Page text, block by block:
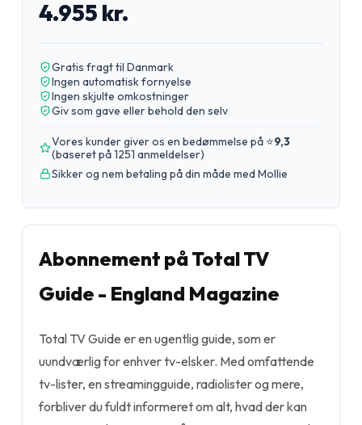
4.955 kr.
Gratis fragt til Danmark
Ingen automatisk fornyelse
Ingen skjulte omkostninger
Giv som gave eller behold den selv
Vores kunder giver os en bedømmelse på ⭐9,3
(baseret på 1251 anmeldelser)
Sikker og nem betaling på din måde med Mollie
Abonnement på Total TV
Guide - England Magazine
Total TV Guide er en ugentlig guide, som er
uundværlig for enhver tv-elsker. Med omfattende
tv-lister, en streamingguide, radiolister og mere,
forbliver du fuldt informeret om alt, hvad der kan